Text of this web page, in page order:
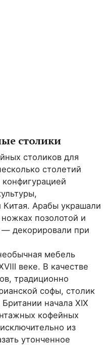
столики
столиков для
столетий
Арабы украшали
позолотой и
декорировали при
мебель
веке. В качестве
традиционно
софы, столик
начала ⅩⅠⅩ
кофейных
из
утонченное